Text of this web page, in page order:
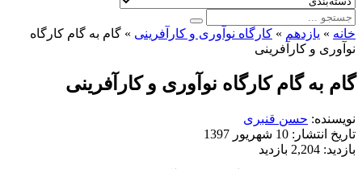
خانه » یازدهم » کارگاه نوآوری و کارآفرینی » گام به گام کارگاه
نوآوری و کارآفرینی
گام به گام کارگاه نوآوری و کارآفرینی
نویسنده: حسن قنبری
تاریخ انتشار: 10 شهریور 1397
بازدید: 2,204 بازدید